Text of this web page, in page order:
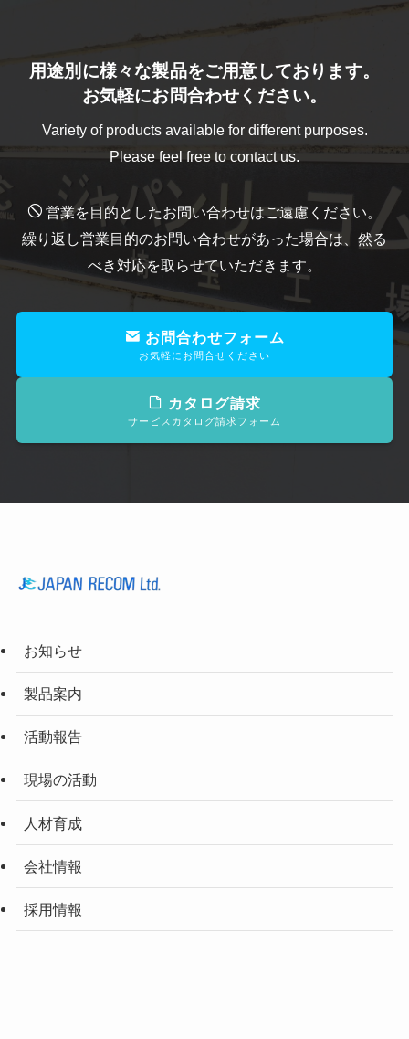
用途別に様々な製品をご用意しております。
お気軽にお問合わせください。
Variety of products available for different purposes.
Please feel free to contact us.
営業を目的としたお問い合わせはご遠慮ください。
繰り返し営業目的のお問い合わせがあった場合は、然る
べき対応を取らせていただきます。
お問合わせフォーム
お気軽にお問合せください
カタログ請求
サービスカタログ請求フォーム
お知らせ
製品案内
活動報告
現場の活動
人材育成
会社情報
採用情報